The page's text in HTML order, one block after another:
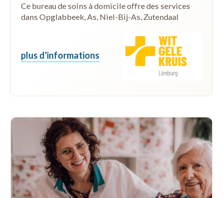
Ce bureau de soins à domicile offre des services
dans Opglabbeek, As, Niel-Bij-As, Zutendaal
plus d'informations